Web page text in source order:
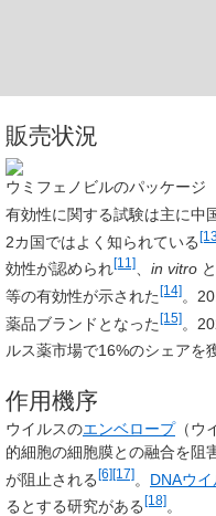
販売状況
ウミフェノビルのパッケージ
有効性に関する試験は主に中
2カ国ではよく知られている
効性が認められ[11] in vitro
等の有効性が示された [14] 。
薬品ブランドとなった[15]。
ルス薬市場で16%のシェアを
作用機序
ウイルスのエンベロープ（ウ
的細胞の細胞膜との融合を阻
が阻止される[6][17]。 DNAウイ
るとする研究がある [18] 。